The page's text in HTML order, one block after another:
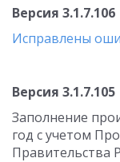
Версия 3.1.7.106
Исправлены
Версия 3.1.7.105
Заполнение
год с учетом
Правительства